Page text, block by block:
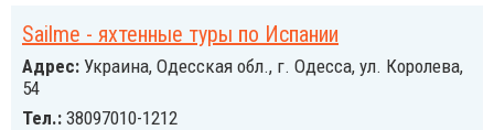
Sailme - яхтенные туры по Испании
Адрес: Украина, Одесская обл., г. Одесса, ул. Королева,
54
Тел.: 38097010-1212